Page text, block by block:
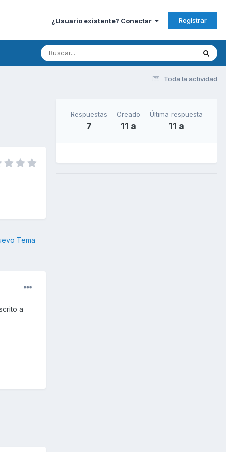
¿Usuario existente? Conectar Registrar
Toda la actividad
Tema
a
Respuestas
7
Creado
11 a
Última respuesta
11 a